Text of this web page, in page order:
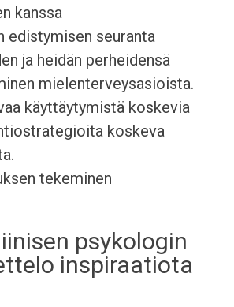
kanssa
edistymisen seuranta
ja heidän perheidensä
mielenterveysasioista.
käyttäytymistä koskevia
koskeva
tekeminen
psykologin
inspiraatiota